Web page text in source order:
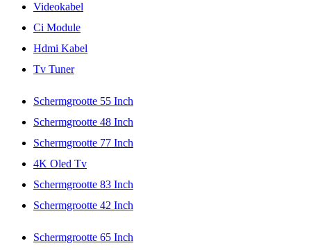
Videokabel
Ci Module
Hdmi Kabel
Tv Tuner
Schermgrootte 55 Inch
Schermgrootte 48 Inch
Schermgrootte 77 Inch
4K Oled Tv
Schermgrootte 83 Inch
Schermgrootte 42 Inch
Schermgrootte 65 Inch